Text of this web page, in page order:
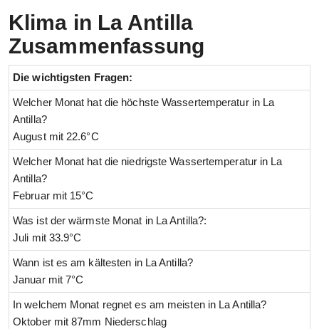
Klima in La Antilla
Zusammenfassung
Die wichtigsten Fragen:
Welcher Monat hat die höchste Wassertemperatur in La
Antilla?
August mit 22.6°C
Welcher Monat hat die niedrigste Wassertemperatur in La
Antilla?
Februar mit 15°C
Was ist der wärmste Monat in La Antilla?:
Juli mit 33.9°C
Wann ist es am kältesten in La Antilla?
Januar mit 7°C
In welchem Monat regnet es am meisten in La Antilla?
Oktober mit 87mm Niederschlag